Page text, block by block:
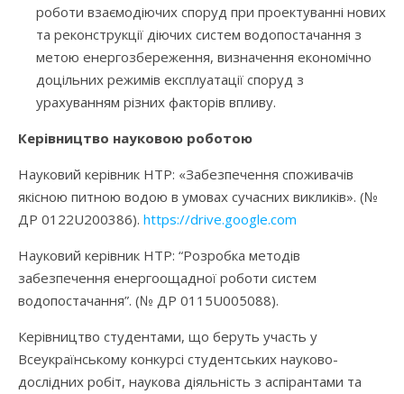
роботи взаємодіючих споруд при проектуванні нових
та реконструкції діючих систем водопостачання з
метою енергозбереження, визначення економічно
доцільних режимів експлуатації споруд з
урахуванням різних факторів впливу.
Керівництво науковою роботою
Науковий керівник НТР: «Забезпечення споживачів
якісною питною водою в умовах сучасних викликів». (№
ДР 0122U200386). https://drive.google.com
Науковий керівник НТР: “Розробка методів
забезпечення енергоощадної роботи систем
водопостачання”. (№ ДР 0115U005088).
Керівництво студентами, що беруть участь у
Всеукраїнському конкурсі студентських науково-
дослідних робіт, наукова діяльність з аспірантами та